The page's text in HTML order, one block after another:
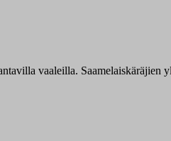
vaaleilla. Saamelaiskäräjien